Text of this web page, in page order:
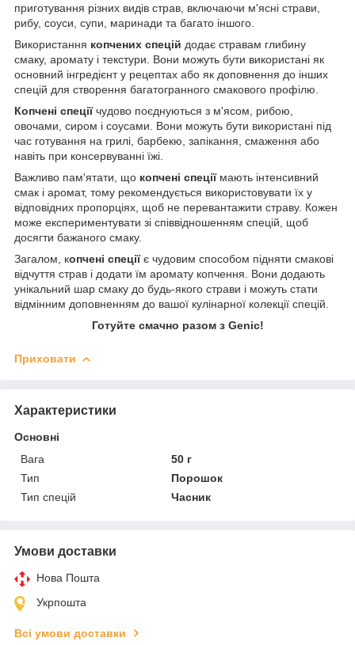
приготування різних видів страв, включаючи м'ясні страви,
рибу, соуси, супи, маринади та багато іншого.
Використання копчених спецій додає стравам глибину
смаку, аромату і текстури. Вони можуть бути використані як
основний інгредієнт у рецептах або як доповнення до інших
спецій для створення багатогранного смакового профілю.
Копчені спеціїчудово поєднуються з м'ясом, рибою,
овочами, сиром і соусами. Вони можуть бути використані під
час готування на грилі, барбекю, запікання, смаження або
навіть при консервуванні їжі.
Важливо пам'ятати, що копчені спеціїмають інтенсивний
смак і аромат, тому рекомендується використовувати їх у
відповідних пропорціях, щоб не перевантажити страву. Кожен
може експериментувати зі співвідношенням спецій, щоб
досягти бажаного смаку.
Загалом, копчені спеціїє чудовим способом підняти смакові
відчуття страв і додати їм аромату копчення. Вони додають
унікальний шар смаку до будь-якого страви і можуть стати
відмінним доповненням до вашої кулінарної колекції спецій.
Готуйте смачно разом з Genic!
Приховати
Характеристики
Основні
Вага
50 г
Тип
Порошок
Тип спецій
Часник
Умови доставки
Нова Пошта
Укрпошта
Всі умови доставки